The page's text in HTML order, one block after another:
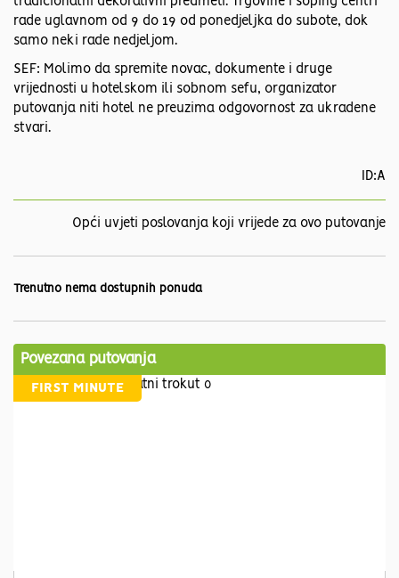
rade uglavnom od 9 do 19 od ponedjeljka do subote, dok
samo neki rade nedjeljom.
SEF: Molimo da spremite novac, dokumente i druge
vrijednosti u hotelskom ili sobnom sefu, organizator
putovanja niti hotel ne preuzima odgovornost za ukradene
stvari.
ID:A
Opći uvjeti poslovanja koji vrijede za ovo putovanje
Trenutno nema dostupnih ponuda
Povezana putovanja
FIRST MINUTE